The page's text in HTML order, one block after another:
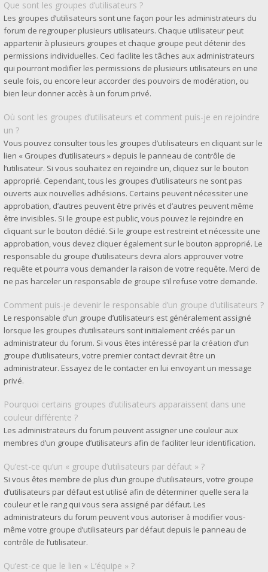
Que sont les groupes d’utilisateurs ?
Les groupes d’utilisateurs sont une façon pour les administrateurs du
forum de regrouper plusieurs utilisateurs. Chaque utilisateur peut
appartenir à plusieurs groupes et chaque groupe peut détenir des
permissions individuelles. Ceci facilite les tâches aux administrateurs
qui pourront modifier les permissions de plusieurs utilisateurs en une
seule fois, ou encore leur accorder des pouvoirs de modération, ou
bien leur donner accès à un forum privé.
Où sont les groupes d’utilisateurs et comment puis-je en rejoindre
un ?
Vous pouvez consulter tous les groupes d’utilisateurs en cliquant sur le
lien « Groupes d’utilisateurs » depuis le panneau de contrôle de
l’utilisateur. Si vous souhaitez en rejoindre un, cliquez sur le bouton
approprié. Cependant, tous les groupes d’utilisateurs ne sont pas
ouverts aux nouvelles adhésions. Certains peuvent nécessiter une
approbation, d’autres peuvent être privés et d’autres peuvent même
être invisibles. Si le groupe est public, vous pouvez le rejoindre en
cliquant sur le bouton dédié. Si le groupe est restreint et nécessite une
approbation, vous devez cliquer également sur le bouton approprié. Le
responsable du groupe d’utilisateurs devra alors approuver votre
requête et pourra vous demander la raison de votre requête. Merci de
ne pas harceler un responsable de groupe s’il refuse votre demande.
Comment puis-je devenir le responsable d’un groupe d’utilisateurs ?
Le responsable d’un groupe d’utilisateurs est généralement assigné
lorsque les groupes d’utilisateurs sont initialement créés par un
administrateur du forum. Si vous êtes intéressé par la création d’un
groupe d’utilisateurs, votre premier contact devrait être un
administrateur. Essayez de le contacter en lui envoyant un message
privé.
Pourquoi certains groupes d’utilisateurs apparaissent dans une
couleur différente ?
Les administrateurs du forum peuvent assigner une couleur aux
membres d’un groupe d’utilisateurs afin de faciliter leur identification.
Qu’est-ce qu’un « groupe d’utilisateurs par défaut » ?
Si vous êtes membre de plus d’un groupe d’utilisateurs, votre groupe
d’utilisateurs par défaut est utilisé afin de déterminer quelle sera la
couleur et le rang qui vous sera assigné par défaut. Les
administrateurs du forum peuvent vous autoriser à modifier vous-
même votre groupe d’utilisateurs par défaut depuis le panneau de
contrôle de l’utilisateur.
Qu’est-ce que le lien « L’équipe » ?